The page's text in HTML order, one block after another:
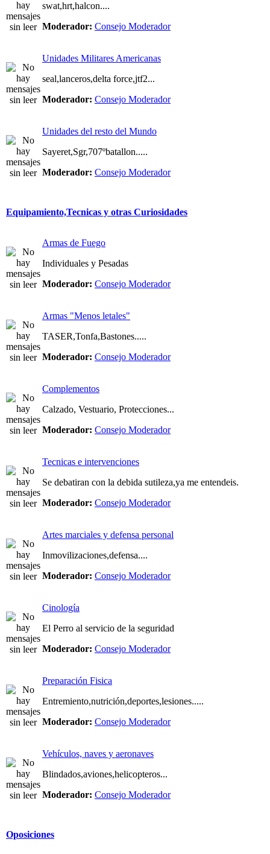
swat,hrt,halcon....
Moderador: Consejo Moderador
Unidades Militares Americanas
seal,lanceros,delta force,jtf2...
Moderador: Consejo Moderador
Unidades del resto del Mundo
Sayeret,Sgr,707ºbatallon.....
Moderador: Consejo Moderador
Equipamiento,Tecnicas y otras Curiosidades
Armas de Fuego
Individuales y Pesadas
Moderador: Consejo Moderador
Armas "Menos letales"
TASER,Tonfa,Bastones.....
Moderador: Consejo Moderador
Complementos
Calzado, Vestuario, Protecciones...
Moderador: Consejo Moderador
Tecnicas e intervenciones
Se debatiran con la debida sutileza,ya me entendeis.
Moderador: Consejo Moderador
Artes marciales y defensa personal
Inmovilizaciones,defensa....
Moderador: Consejo Moderador
Cinología
El Perro al servicio de la seguridad
Moderador: Consejo Moderador
Preparación Fisica
Entremiento,nutrición,deportes,lesiones.....
Moderador: Consejo Moderador
Vehículos, naves y aeronaves
Blindados,aviones,helicopteros...
Moderador: Consejo Moderador
Oposiciones